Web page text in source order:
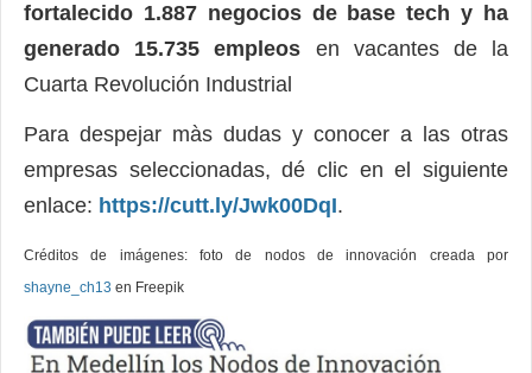
fortalecido 1.887 negocios de base tech y ha
generado 15.735 empleos en vacantes de la
Cuarta Revolución Industrial
Para despejar màs dudas y conocer a las otras
empresas seleccionadas, dé clic en el siguiente
enlace: https://cutt.ly/Jwk00DqI.
Créditos de imágenes: foto de nodos de innovación creada por
shayne_ch13 en Freepik